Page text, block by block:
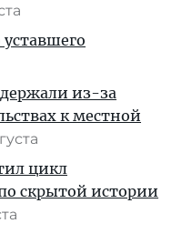
из-за
к местной
цикл
скрытой истории